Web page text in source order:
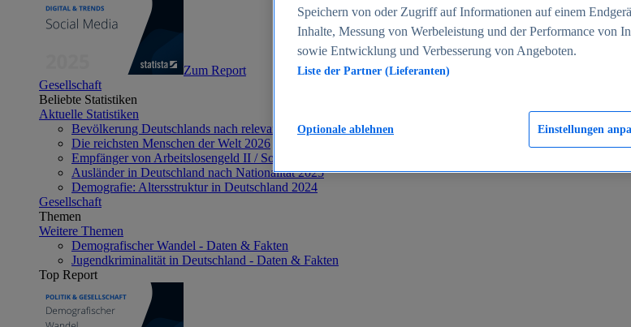
Zum Report
Gesellschaft
Beliebte Statistiken
Aktuelle Statistiken
Bevölkerung Deutschlands nach relevanten Altersgruppen 2024
Die reichsten Menschen der Welt 2026
Empfänger von Arbeitslosengeld II / Sozialgeld / Bürgergeld in Deutschland 2005-2025
Ausländer in Deutschland nach Nationalität 2025
Demografie: Altersstruktur in Deutschland 2024
Gesellschaft
Themen
Weitere Themen
Demografischer Wandel - Daten & Fakten
Jugendkriminalität in Deutschland - Daten & Fakten
Top Report
Speichern von oder Zugriff auf Informationen auf einem
Inhalte, Messung von Werbeleistung und der Performance von
sowie Entwicklung und Verbesserung von Angeboten.
Liste der Partner (Lieferanten)
Einstellungen
Optionale ablehnen